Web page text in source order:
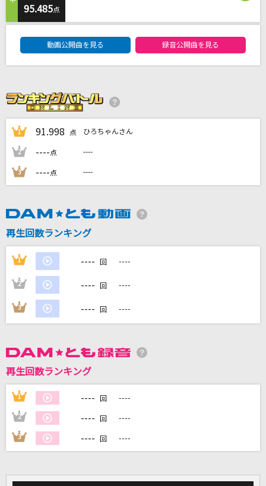
炎と森のカーニバル
SEKAI NO OWARI(世界の終わり)
back number
DAMに会員登録・ログインして
自宅でカラオケ歌い放題！
家族や友達と一緒に！練習にも！
95.485点
動画公開曲を見る 録音公開曲を見る
1 91.998 点 ひろちゃんさん
2 ----点 ----
3 ----点 ----
再生回数ランキング
1 ---- 回 ----
2 ---- 回 ----
3 ---- 回 ----
再生回数ランキング
1 ---- 回 ----
2 ---- 回 ----
3 ---- 回 ----